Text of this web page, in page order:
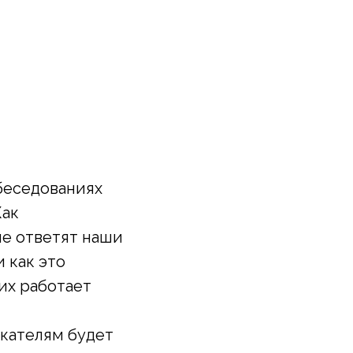
ответят наши
как это
работает
будет